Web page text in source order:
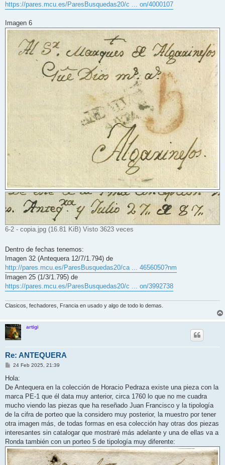
https://pares.mcu.es/ParesBusquedas20/c ... on/4000107
Imagen 6
6-2 - copia.jpg (16.81 KiB) Visto 3623 veces
Dentro de fechas tenemos:
Imagen 32 (Antequera 12/7/1.794) de
http://pares.mcu.es/ParesBusquedas20/ca ... 4656050?nm
Imagen 25 (1/3/1.795) de
https://pares.mcu.es/ParesBusquedas20/c ... on/3992738
Clasicos, fechadores, Francia en usado y algo de todo lo demas.
artigi
Re: ANTEQUERA
M
n
a
j
24 Feb 2025, 21:39
Hola:
De Antequera en la colección de Horacio Pedraza existe una pieza con la
marca PE-1 que él data muy anterior, circa 1760 lo que no me cuadra
mucho viendo las piezas que ha reseñado Juan Francisco y la tipología
de la cifra de porteo que la considero muy posterior, la muestro por tener
otra imagen más, de todas formas en esa colección hay otras dos piezas
interesantes sin catalogar que mostraré más adelante y una de ellas va a
Ronda también con un porteo 5 de tipología muy diferente: